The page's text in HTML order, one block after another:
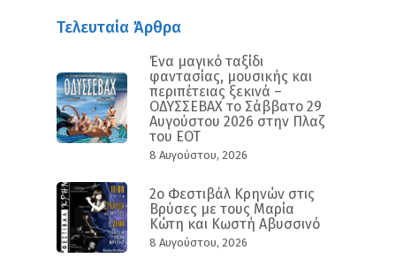
Τελευταία Άρθρα
Ένα μαγικό ταξίδι
φαντασίας, μουσικής και
περιπέτειας ξεκινά –
ΟΔΥΣΣΕΒΑΧ το Σάββατο 29
Αυγούστου 2026 στην Πλαζ
του ΕΟΤ
8 Αυγούστου, 2026
2ο Φεστιβάλ Κρηνών στις
Βρύσες με τους Μαρία
Κώτη και Κωστή Αβυσσινό
8 Αυγούστου, 2026